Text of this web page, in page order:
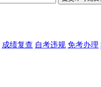
成绩复查 自考违规 免考办理